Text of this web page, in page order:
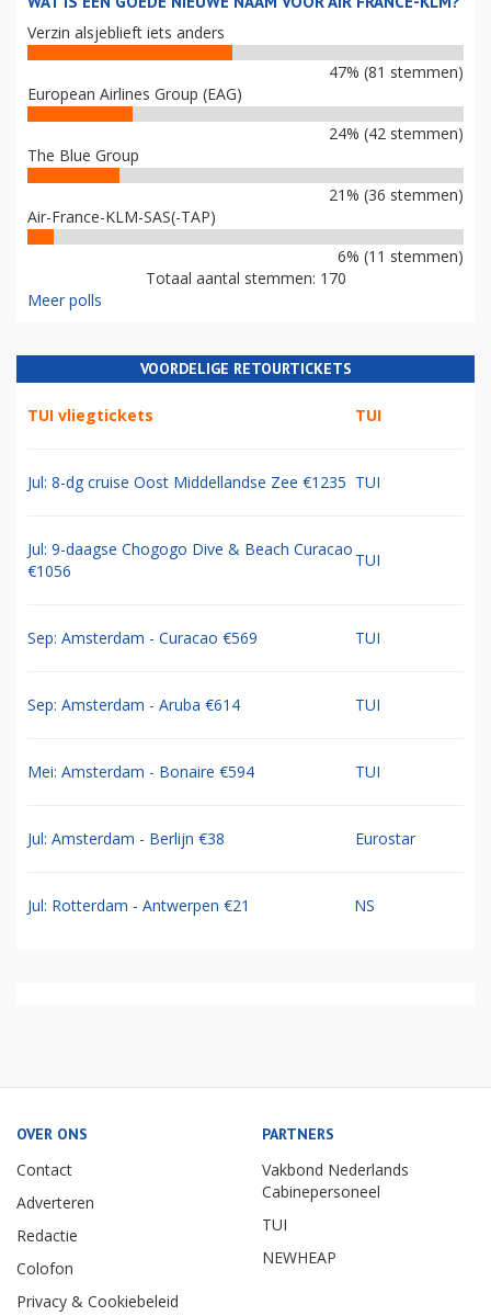
Verzin alsjeblieft iets anders
47% (81 stemmen)
European Airlines Group (EAG)
24% (42 stemmen)
The Blue Group
21% (36 stemmen)
Air-France-KLM-SAS(-TAP)
6% (11 stemmen)
Totaal aantal stemmen: 170
Meer polls
VOORDELIGE RETOURTICKETS
TUI vliegtickets TUI
Jul: 8-dg cruise Oost Middellandse Zee €1235 TUI
Jul: 9-daagse Chogogo Dive & Beach Curacao
€1056
TUI
Sep: Amsterdam - Curacao €569 TUI
Sep: Amsterdam - Aruba €614 TUI
Mei: Amsterdam - Bonaire €594 TUI
Jul: Amsterdam - Berlijn €38 Eurostar
Jul: Rotterdam - Antwerpen €21 NS
OVER ONS
Contact
Adverteren
Redactie
Colofon
Privacy & Cookiebeleid
PARTNERS
Vakbond Nederlands
Cabinepersoneel
TUI
NEWHEAP